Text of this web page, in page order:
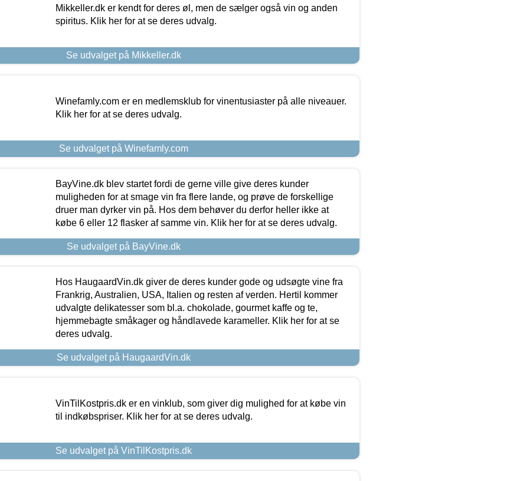
Mikkeller.dk er kendt for deres øl, men de sælger også vin og anden
spiritus. Klik her for at se deres udvalg.
Se udvalget på Mikkeller.dk
Winefamly.com er en medlemsklub for vinentusiaster på alle niveauer.
Klik her for at se deres udvalg.
Se udvalget på Winefamly.com
BayVine.dk blev startet fordi de gerne ville give deres kunder
muligheden for at smage vin fra flere lande, og prøve de forskellige
druer man dyrker vin på. Hos dem behøver du derfor heller ikke at
købe 6 eller 12 flasker af samme vin. Klik her for at se deres udvalg.
Se udvalget på BayVine.dk
Hos HaugaardVin.dk giver de deres kunder gode og udsøgte vine fra
Frankrig, Australien, USA, Italien og resten af verden. Hertil kommer
udvalgte delikatesser som bl.a. chokolade, gourmet kaffe og te,
hjemmebagte småkager og håndlavede karameller. Klik her for at se
deres udvalg.
Se udvalget på HaugaardVin.dk
VinTilKostpris.dk er en vinklub, som giver dig mulighed for at købe vin
til indkøbspriser. Klik her for at se deres udvalg.
Se udvalget på VinTilKostpris.dk